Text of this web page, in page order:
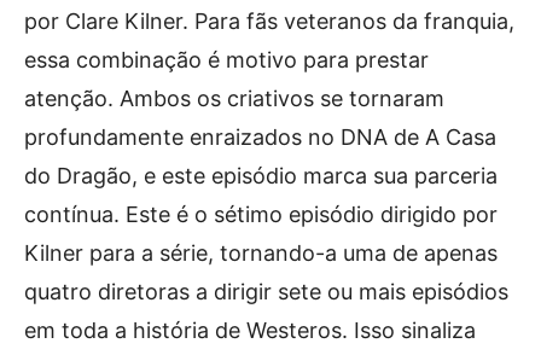
por Clare Kilner. Para fãs veteranos da franquia,
essa combinação é motivo para prestar
atenção. Ambos os criativos se tornaram
profundamente enraizados no DNA de A Casa
do Dragão, e este episódio marca sua parceria
contínua. Este é o sétimo episódio dirigido por
Kilner para a série, tornando-a uma de apenas
quatro diretoras a dirigir sete ou mais episódios
em toda a história de Westeros. Isso sinaliza